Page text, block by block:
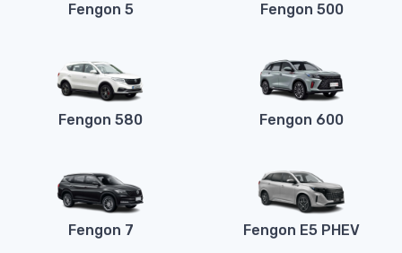
Fengon 5 Fengon 500
Fengon 580 Fengon 600
Fengon 7 Fengon E5 PHEV